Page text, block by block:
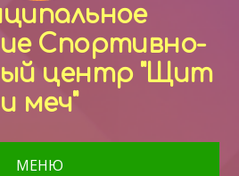
Спортивно-
центр "Щит
и меч"
МЕНЮ